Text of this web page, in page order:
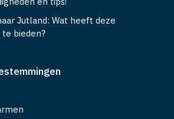
Jutland: Wat heeft deze
bieden?